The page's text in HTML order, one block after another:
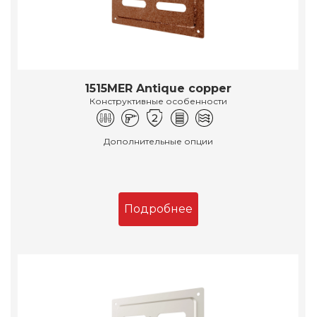
1515MER Antique copper
Конструктивные особенности
Дополнительные опции
Подробнее